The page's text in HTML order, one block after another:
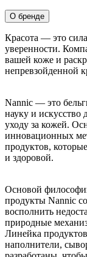
О бренде
Красота — это
уверенности.
вашей коже и
непревзойденной
Nannic — это
науку и искусство
уходу за кожей.
инновационных
продуктов,
и здоровой.
Основой
продукты Nannic
восполнить
природные
Линейка
наполнители,